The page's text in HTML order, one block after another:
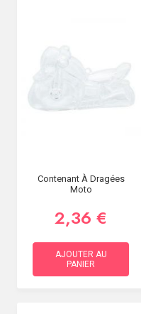
Contenant À Dragées
Moto
2,36 €
AJOUTER AU
PANIER